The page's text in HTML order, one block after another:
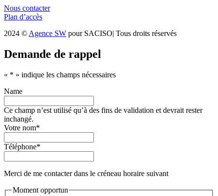
Nous contacter
Plan d’accès
2024 © Agence SW pour SACISO| Tous droits réservés
Demande de rappel
« * » indique les champs nécessaires
Name
Ce champ n’est utilisé qu’à des fins de validation et devrait rester
inchangé.
Votre nom*
Téléphone*
Merci de me contacter dans le créneau horaire suivant
Moment opportun